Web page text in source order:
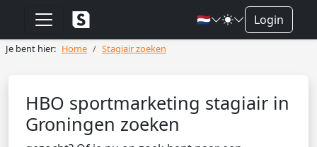
🇳🇱 Login
Je bent hier: Home Stagiair zoeken
HBO sportmarketing stagiair in
Groningen zoeken